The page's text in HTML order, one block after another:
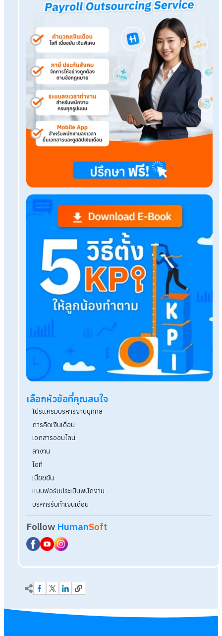
ไขข้อสงสัย รับทำเงินเดือนกับรับทำบัญชีต่างกันไหม?
คำนวณวันลาพนักงานเองหรือ จ้างบริการทำ Payroll แบบไห
สะดวกกว่า
5 ข้อดีของ Payroll Software ตัวช่วยสำคัญงาน HR
Payroll Outsource ทางเลือกใหม่ที่ช่วยให้องค์กรโตไว
Tags:
เรื่องที่คุณอาจสนใจ
5 สัญญาณเตือน Payroll กินเวลาชีวิต แก้ได้ด้วย
HumanSoft One
HR คนเดียวดูแลทั้งบริษัท ต้องจ้าง Payroll
ไหม?
ทำไมบริษัทที่โตไว ถึงต้องใช้บริการ Payroll Service